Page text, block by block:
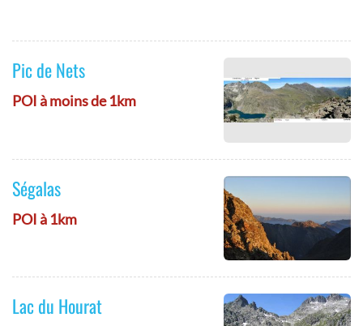
Pic de Nets
POI à moins de 1km
Ségalas
POI à 1km
Lac du Hourat